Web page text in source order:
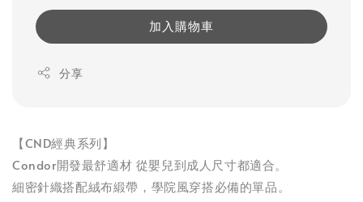
加入購物車
分享
【CND經典系列】
Condor開發最舒適材 從嬰兒到成人尺寸都適合。
細密針織搭配絨布緞帶，學院風穿搭必備的單品。